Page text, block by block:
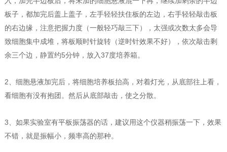
板子，都加完后盖上盖子，左手轻轻扶住板的左边，右手轻轻敲击板
的右边缘，注意把握力度（一般轻巧敲三下），太强或次数太多会导
致细胞集中成堆，将板顺时针旋转（逆时针效果不好），依次敲击剩
余三个边，静置约5分钟，放入37度培养箱。
2、细胞悬液加完后，将细胞培养板抬高，对着灯光，从底部往上看，
看细胞有没有抱团。然后从底部敲击，使之分散。
3、如果实验室有平板振荡器的话，建议用这个仪器稍振荡一下，效果
不错，就是振幅小，频率高的那种。